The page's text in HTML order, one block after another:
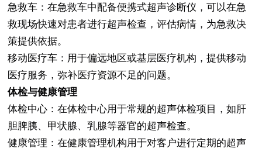
急救车：在急救车中配备便携式超声诊断仪，可以在急
救现场快速对患者进行超声检查，评估病情，为急救决
策提供依据。
移动医疗车：用于偏远地区或基层医疗机构，提供移动
医疗服务，弥补医疗资源不足的问题。
体检与健康管理
体检中心：在体检中心用于常规的超声体检项目，如肝
胆脾胰、甲状腺、乳腺等器官的超声检查。
健康管理：在健康管理机构用于对客户进行定期的超声